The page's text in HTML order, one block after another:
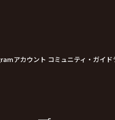
アカウント コミュニティ・ガイド